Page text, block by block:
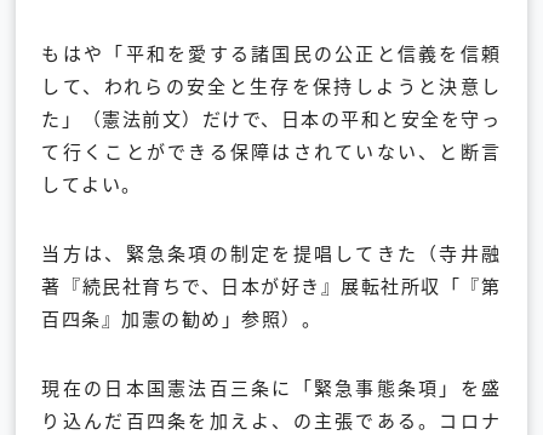
もはや「平和を愛する諸国民の公正と信義を信頼
して、われらの安全と生存を保持しようと決意し
た」（憲法前文）だけで、日本の平和と安全を守っ
て行くことができる保障はされていない、と断言
してよい。
当方は、緊急条項の制定を提唱してきた（寺井融
著『続民社育ちで、日本が好き』展転社所収「『第
百四条』加憲の勧め」参照）。
現在の日本国憲法百三条に「緊急事態条項」を盛
り込んだ百四条を加えよ、の主張である。コロナ